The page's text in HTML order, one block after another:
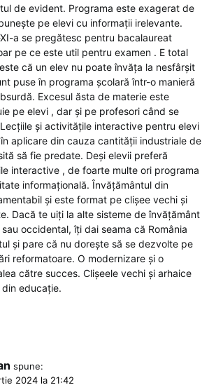
de evident. Programa este exagerat de
pe elevi cu informații irelevante.
a se pregătesc pentru bacalaureat
pe ce este util pentru examen . E total
că un elev nu poate învăța la nesfârșit
puse în programa școlară într-o manieră
Excesul ăsta de materie este
pe elevi , dar și pe profesori când se
și activitățile interactive pentru elevi
aplicare din cauza cantității industriale de
să fie predate. Deși elevii preferă
interactive , de foarte multe ori programa
informațională. Învățământul din
și este format pe clișee vechi și
Dacă te uiți la alte sisteme de învățământ
occidental, îți dai seama că România
și pare că nu dorește să se dezvolte pe
reformatoare. O modernizare și o
către succes. Clișeele vechi și arhaice
educație.
spune:
2024 la 21:42